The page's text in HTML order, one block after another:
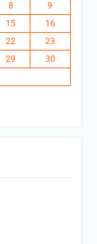
8
9
15
16
22
23
29
30